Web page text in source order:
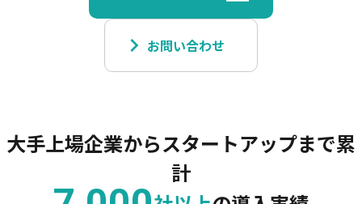
keyboard_arrow_right お問い合わせ
大手上場企業からスタートアップまで累
計